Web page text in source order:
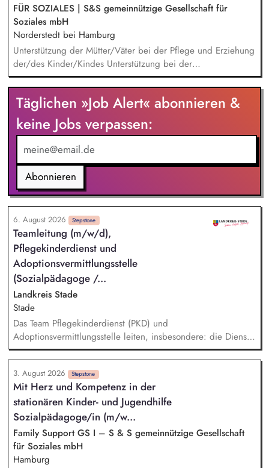
FÜR SOZIALES | S&S gemeinnützige Gesellschaft für
Soziales mbH
Norderstedt bei Hamburg
Unterstützung der Mütter/Väter bei der Pflege und Erziehung
der/des Kinder/Kindes Unterstützung bei der
Beziehungsentwicklung und der persönlichen Rollenfindung
der Eltern Zusammenarbeit mit und Begleitung zu Ärzten und
Behörden Die Mütter und Väter lebensnah und
alltagsorientiert auf ein selbstständiges Leben vorzubereiten
Beratung in Einzelgesprächen und Hilfeplanung in Fragen
der beruflichen, schulischen sowie allgemeinen
Lebensplanung Planung und Umsetzung tagesstrukturierender
Angebote
Täglichen »Job Alert« abonnieren &
keine Jobs verpassen:
Abonnieren
6. August 2026 Stepstone
Teamleitung (m/w/d),
Pflegekinderdienst und
Adoptionsvermittlungsstelle
(Sozialpädagoge /...
Landkreis Stade
Stade
Das Team Pflegekinderdienst (PKD) und
Adoptionsvermittlungsstelle leiten, insbesondere: die Dienst-
und Fachaufsicht gegenüber Mitarbeitenden wahrnehmen,
Verantwortung im Bereich des Fach- und Finanzcontrollings
übernehmen, bei der Erstellung von Qualitätsstandards für
die Aufgabenwahrnehmung mitwirken, fachliche Impulse für
das Team herausarbeiten und weitervermitteln, in Einzelfällen
fachliche Unterstützung im Team leisten und den PKD vor
dem Familiengericht vertreten, einheitliche Verfahrensabläufe
und Leistungsgewährung und -erbringung sicherstellen.
3. August 2026 Stepstone
Mit Herz und Kompetenz in der
stationären Kinder- und Jugendhilfe
Sozialpädagoge/in (m/w...
Family Support GS I – S & S gemeinnützige Gesellschaft
für Soziales mbH
Hamburg